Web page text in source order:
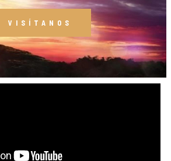
VISÍTANOS